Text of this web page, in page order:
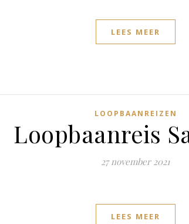
LEES MEER
LOOPBAANREIZEN
Loopbaanreis
27 november 2021
LEES MEER